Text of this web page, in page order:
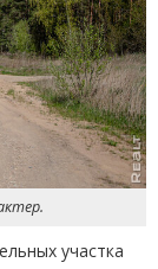
участка